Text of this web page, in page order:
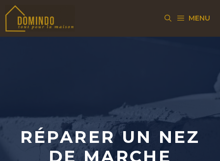
Aller
contenu
MENU
RÉPARER UN NEZ
DE MARCHE